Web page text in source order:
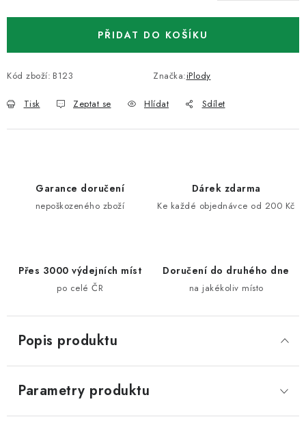
PŘIDAT DO KOŠÍKU
Kód zboží: B123 Značka:iPlody
Tisk Zeptat se Hlídat Sdílet
Garance doručení
nepoškozeného zboží
Dárek zdarma
Ke každé objednávce od 200 Kč
Přes 3000 výdejních míst
po celé ČR
Doručení do druhého dne
na jakékoliv místo
Popis produktu
Parametry produktu